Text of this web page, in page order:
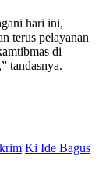
hari ini,
terus pelayanan
di
tandasnya.
Ki Ide Bagus